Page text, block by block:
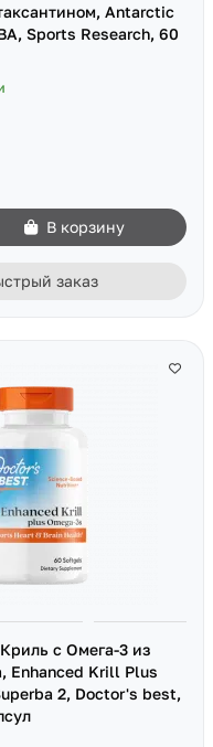
Antarctic
Sports Research, 60
В корзину
заказ
с Омега-3 из
Enhanced Krill Plus
2, Doctor's best,